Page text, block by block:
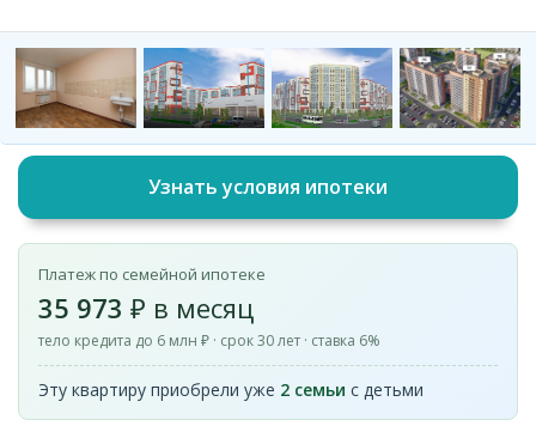
Узнать условия ипотеки
Платеж по семейной ипотеке
35 973 ₽ в месяц
тело кредита до 6 млн ₽ · срок 30 лет · ставка 6%
Эту квартиру приобрели уже 2 семьи с детьми